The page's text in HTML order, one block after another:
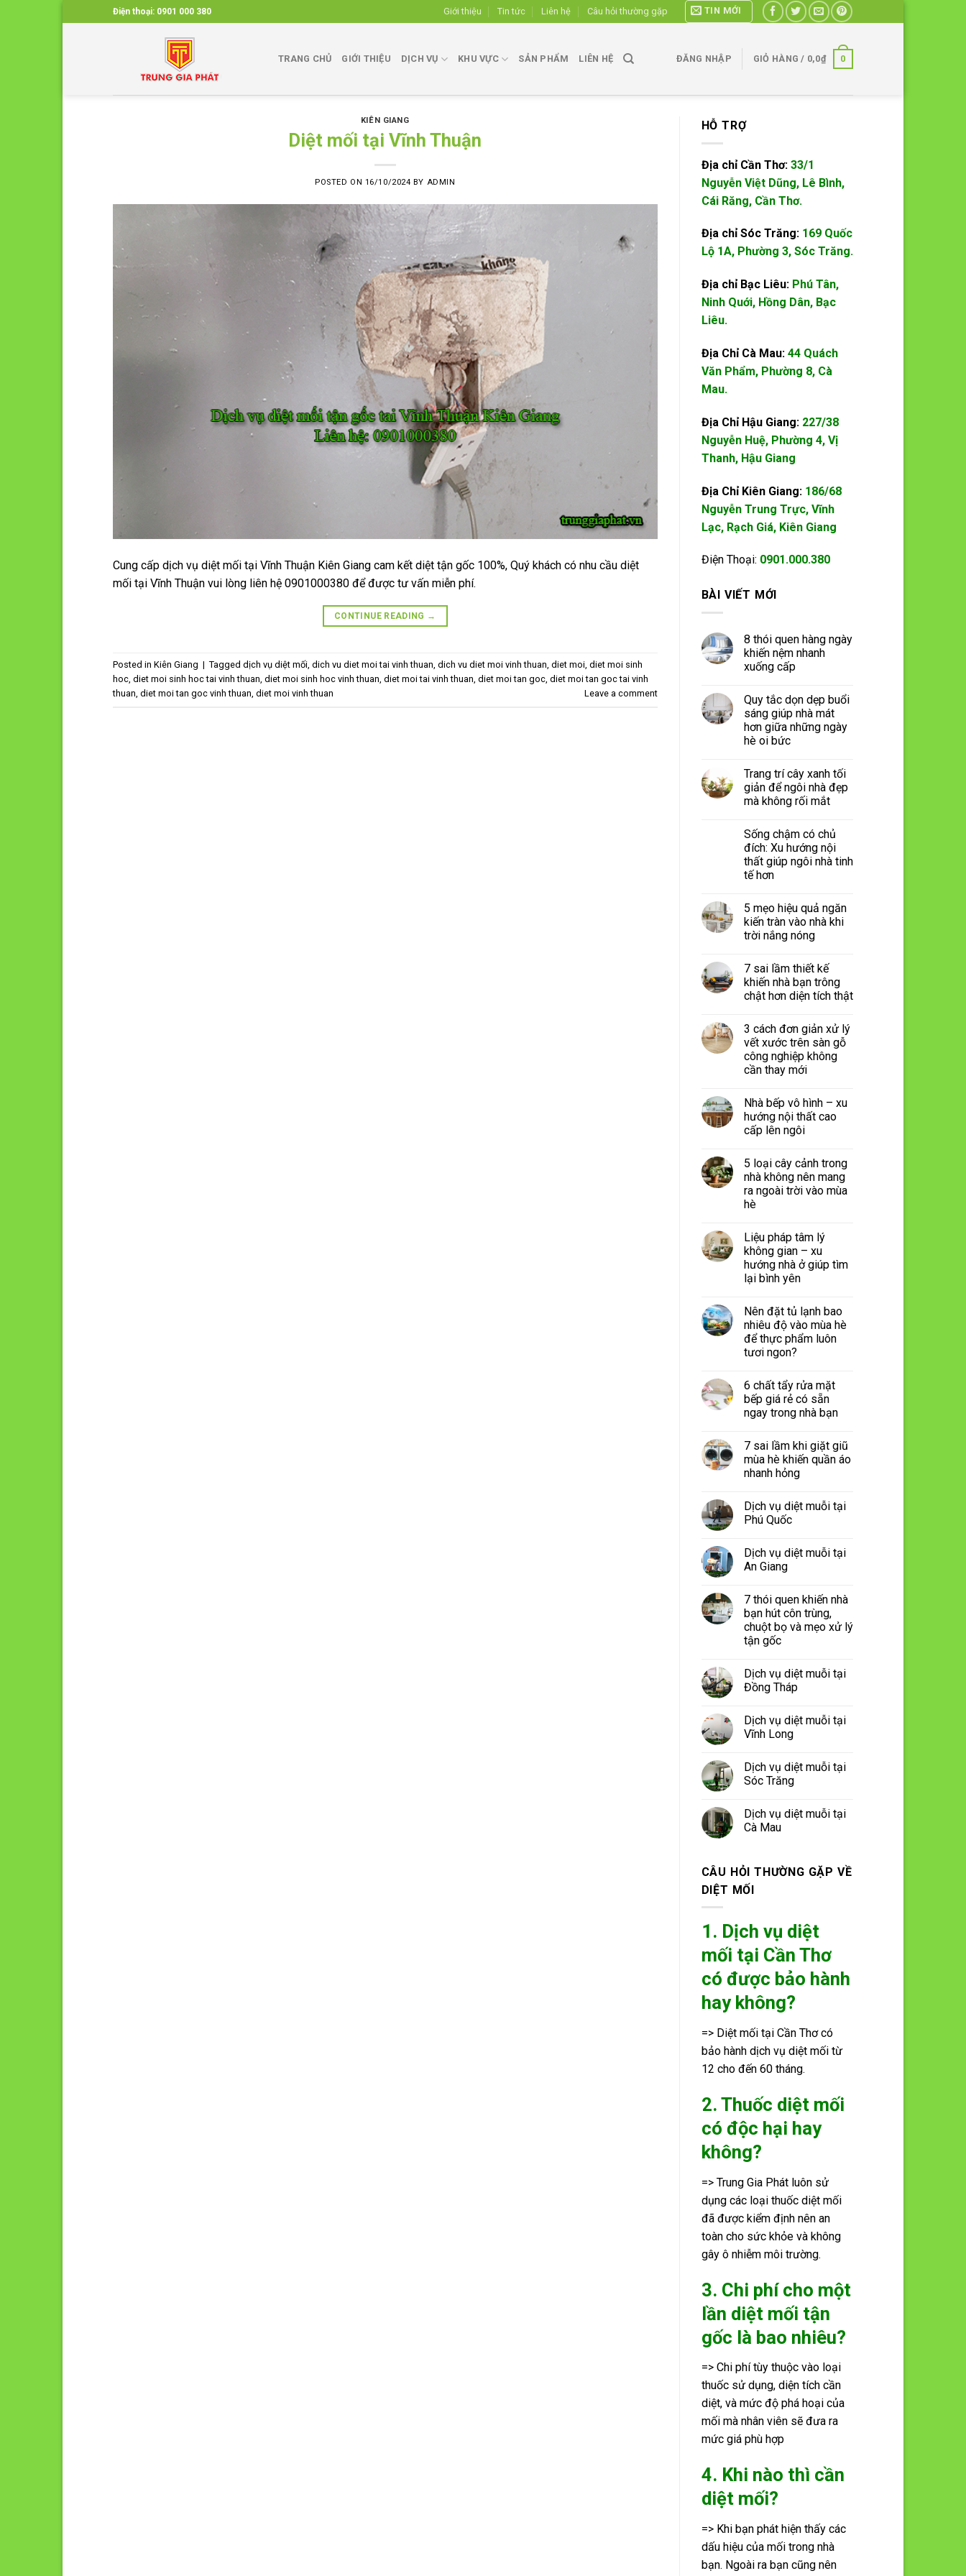
to
Điện thoại: 0901 000 380 Giới thiệu Tin tức Liên hệ Câu hỏi thường gặp TIN MỚI
TRANG CHỦ GIỚI THIỆU DỊCH VỤ KHU VỰC SẢN PHẨM LIÊN HỆ ĐĂNG NHẬP GIỎ HÀNG / 0,0₫ 0
KIÊN GIANG
Diệt mối tại Vĩnh Thuận
POSTED ON 16/10/2024 BY ADMIN
Cung cấp dịch vụ diệt mối tại Vĩnh Thuận Kiên Giang cam kết diệt tận gốc 100%, Quý khách có nhu cầu diệt
mối tại Vĩnh Thuận vui lòng liên hệ 0901000380 để được tư vấn miễn phí.
CONTINUE READING →
Posted in Kiên Giang | Tagged dịch vụ diệt mối, dich vu diet moi tai vinh thuan, dich vu diet moi vinh thuan, diet moi, diet moi sinh
hoc, diet moi sinh hoc tai vinh thuan, diet moi sinh hoc vinh thuan, diet moi tai vinh thuan, diet moi tan goc, diet moi tan goc tai vinh
thuan, diet moi tan goc vinh thuan, diet moi vinh thuan Leave a comment
HỖ TRỢ
Địa chỉ Cần Thơ: 33/1
Nguyễn Việt Dũng, Lê Bình,
Cái Răng, Cần Thơ.
Địa chỉ Sóc Trăng: 169 Quốc
Lộ 1A, Phường 3, Sóc Trăng.
Địa chỉ Bạc Liêu: Phú Tân,
Ninh Quới, Hồng Dân, Bạc
Liêu.
Địa Chỉ Cà Mau: 44 Quách
Văn Phẩm, Phường 8, Cà
Mau.
Địa Chỉ Hậu Giang: 227/38
Nguyễn Huệ, Phường 4, Vị
Thanh, Hậu Giang
Địa Chỉ Kiên Giang: 186/68
Nguyễn Trung Trực, Vĩnh
Lạc, Rạch Giá, Kiên Giang
Điện Thoại: 0901.000.380
BÀI VIẾT MỚI
8 thói quen hàng ngày
khiến nệm nhanh
xuống cấp
Quy tắc dọn dẹp buổi
sáng giúp nhà mát
hơn giữa những ngày
hè oi bức
Trang trí cây xanh tối
giản để ngôi nhà đẹp
mà không rối mắt
Sống chậm có chủ
đích: Xu hướng nội
thất giúp ngôi nhà tinh
tế hơn
5 mẹo hiệu quả ngăn
kiến tràn vào nhà khi
trời nắng nóng
7 sai lầm thiết kế
khiến nhà bạn trông
chật hơn diện tích thật
3 cách đơn giản xử lý
vết xước trên sàn gỗ
công nghiệp không
cần thay mới
Nhà bếp vô hình – xu
hướng nội thất cao
cấp lên ngôi
5 loại cây cảnh trong
nhà không nên mang
ra ngoài trời vào mùa
hè
Liệu pháp tâm lý
không gian – xu
hướng nhà ở giúp tìm
lại bình yên
Nên đặt tủ lạnh bao
nhiêu độ vào mùa hè
để thực phẩm luôn
tươi ngon?
6 chất tẩy rửa mặt
bếp giá rẻ có sẵn
ngay trong nhà bạn
7 sai lầm khi giặt giũ
mùa hè khiến quần áo
nhanh hỏng
Dịch vụ diệt muỗi tại
Phú Quốc
Dịch vụ diệt muỗi tại
An Giang
7 thói quen khiến nhà
bạn hút côn trùng,
chuột bọ và mẹo xử lý
tận gốc
Dịch vụ diệt muỗi tại
Đồng Tháp
Dịch vụ diệt muỗi tại
Vĩnh Long
Dịch vụ diệt muỗi tại
Sóc Trăng
Dịch vụ diệt muỗi tại
Cà Mau
CÂU HỎI THƯỜNG GẶP VỀ
DIỆT MỐI
1. Dịch vụ diệt
mối tại Cần Thơ
có được bảo hành
hay không?
=> Diệt mối tại Cần Thơ có
bảo hành dịch vụ diệt mối từ
12 cho đến 60 tháng.
2. Thuốc diệt mối
có độc hại hay
không?
=> Trung Gia Phát luôn sử
dụng các loại thuốc diệt mối
đã được kiểm định nên an
toàn cho sức khỏe và không
gây ô nhiễm môi trường.
3. Chi phí cho một
lần diệt mối tận
gốc là bao nhiêu?
=> Chi phí tùy thuộc vào loại
thuốc sử dụng, diện tích cần
diệt, và mức độ phá hoại của
mối mà nhân viên sẽ đưa ra
mức giá phù hợp
4. Khi nào thì cần
diệt mối?
=> Khi bạn phát hiện thấy các
dấu hiệu của mối trong nhà
bạn. Ngoài ra bạn cũng nên